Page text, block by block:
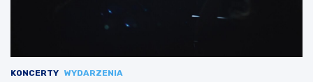
KONCERTY WYDARZENIA